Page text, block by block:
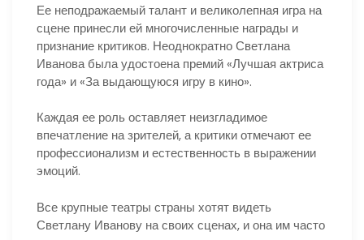
Ее неподражаемый талант и великолепная игра на
сцене принесли ей многочисленные награды и
признание критиков. Неоднократно Светлана
Иванова была удостоена премий «Лучшая актриса
года» и «За выдающуюся игру в кино».
Каждая ее роль оставляет неизгладимое
впечатление на зрителей, а критики отмечают ее
профессионализм и естественность в выражении
эмоций.
Все крупные театры страны хотят видеть
Светлану Иванову на своих сценах, и она им часто